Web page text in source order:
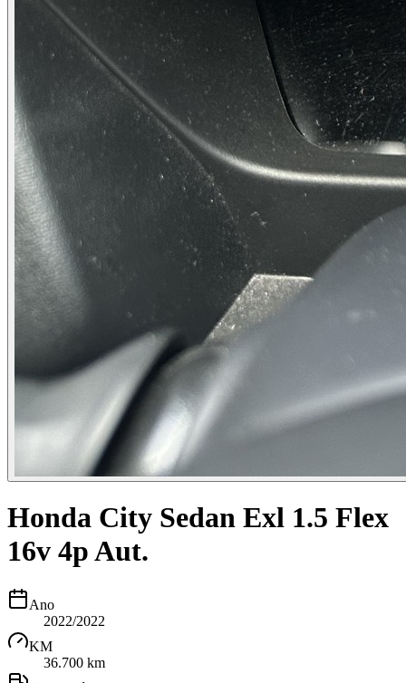
Honda City Sedan Exl 1.5 Flex
16v 4p Aut.
Ano
2022/2022
KM
36.700 km